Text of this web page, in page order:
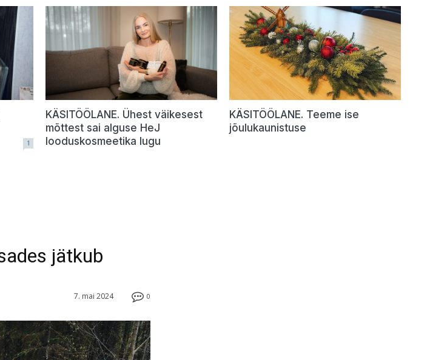
1
KÄSITÖÖLANE. Ühest väikesest
mõttest sai alguse HeJ
looduskosmeetika lugu
KÄSITÖÖLANE. Teeme ise
jõulukaunistuse